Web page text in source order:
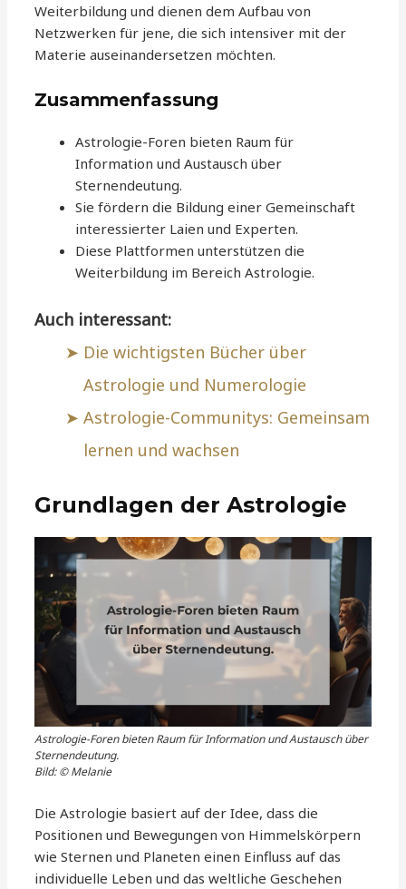
Weiterbildung und dienen dem Aufbau von
Netzwerken für jene, die sich intensiver mit der
Materie auseinandersetzen möchten.
Zusammenfassung
Astrologie-Foren bieten Raum für
Information und Austausch über
Sternendeutung.
Sie fördern die Bildung einer Gemeinschaft
interessierter Laien und Experten.
Diese Plattformen unterstützen die
Weiterbildung im Bereich Astrologie.
Auch interessant:
Die wichtigsten Bücher über
Astrologie und Numerologie
Astrologie-Communitys: Gemeinsam
lernen und wachsen
Grundlagen der Astrologie
Astrologie-Foren bieten Raum für Information und Austausch über
Sternendeutung.
Bild: © Melanie
Die Astrologie basiert auf der Idee, dass die
Positionen und Bewegungen von Himmelskörpern
wie Sternen und Planeten einen Einfluss auf das
individuelle Leben und das weltliche Geschehen